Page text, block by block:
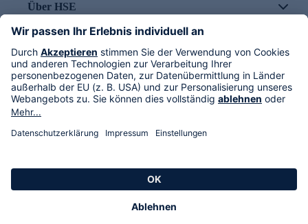
Über HSE
Im TV
HSE International